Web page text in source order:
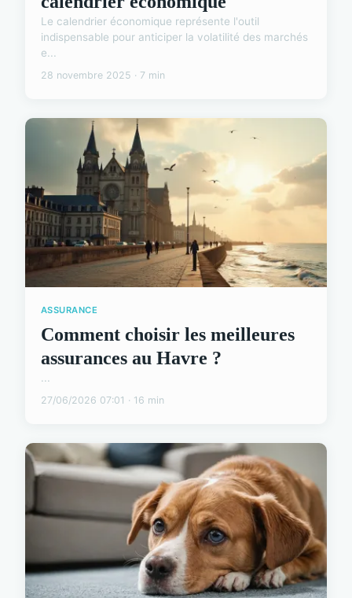
Le calendrier économique représente l'outil
indispensable pour anticiper la volatilité des marchés
e...
28 novembre 2025 · 7 min
ASSURANCE
Comment choisir les meilleures
assurances au Havre ?
...
27/06/2026 07:01 · 16 min